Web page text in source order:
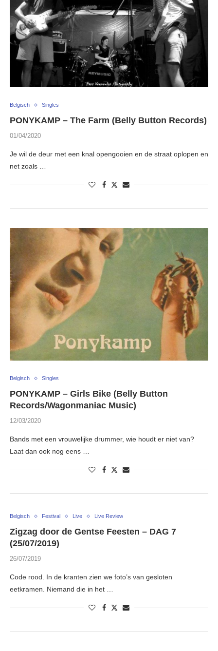
Belgisch Singles
PONYKAMP – The Farm (Belly Button Records)
01/04/2020
Je wil de deur met een knal opengooien en de straat oplopen en
net zoals …
Belgisch Singles
PONYKAMP – Girls Bike (Belly Button
Records/Wagonmaniac Music)
12/03/2020
Bands met een vrouwelijke drummer, wie houdt er niet van?
Laat dan ook nog eens …
Belgisch Festival Live Live Review
Zigzag door de Gentse Feesten – DAG 7
(25/07/2019)
26/07/2019
Code rood. In de kranten zien we foto’s van gesloten
eetkramen. Niemand die in het …